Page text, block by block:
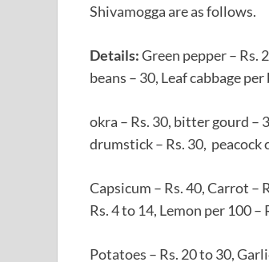
Shivamogga are as follows.
Details:Green pepper – Rs.
beans – 30, Leaf cabbage
okra – Rs. 30, bitter gourd –
drumstick – Rs. 30, peacock
Capsicum – Rs. 40, Carrot –
Rs. 4 to 14, Lemon per 100
Potatoes – Rs. 20 to 30,